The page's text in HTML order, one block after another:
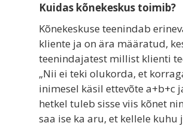
Kuidas kõnekeskus toimib?
Kõnekeskuse teenindab
kliente ja on ära määratud,
teenindajatest millist klienti
„Nii ei teki olukorda, et
inimesel käsil ettevõte a+b+c
hetkel tuleb sisse viis kõnet
saa ise ka aru, et kellele kuhu